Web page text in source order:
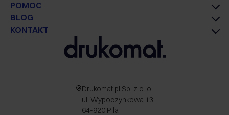
POMOC
BLOG
KONTAKT
Drukomat.pl Sp. z o. o.
ul. Wypoczynkowa 13
64-920 Piła